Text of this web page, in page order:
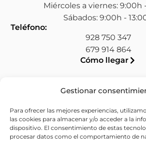
Gestionar
Para ofrecer las mejores experiencias,
las cookies para almacenar y/o acceder a la
dispositivo. El consentimiento de estas
procesar datos como el comportamiento de
Miércoles a viernes: 9:00h
Sábados: 9:00h -
Teléfono:
928 750 347
679 914 864
Cómo llegar
Legal
Aviso legal